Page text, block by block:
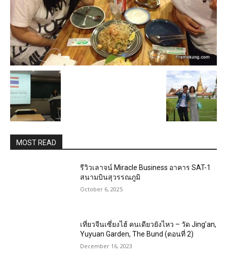
MOST READ
รีวิวเลาจน์ Miracle Business อาคาร SAT-1
สนามบินสุวรรณภูมิ
October 6, 2025
เที่ยวจีนเซี่ยงไฮ้ คนเดียวยังไหว – วัด Jing’an,
Yuyuan Garden, The Bund (ตอนที่ 2)
December 16, 2023